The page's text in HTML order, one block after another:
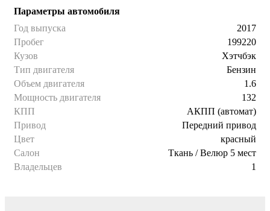
Параметры автомобиля
Год выпуска
2017
Пробег
199220
Кузов
Хэтчбэк
Тип двигателя
Бензин
Объем двигателя
1.6
Мощность двигателя
132
КПП
АКПП (автомат)
Привод
Передний привод
Цвет
красный
Салон
Ткань / Велюр 5 мест
Владельцев
1